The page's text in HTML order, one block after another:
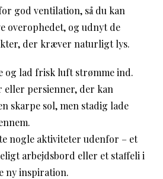
god ventilation, så du kan
overophedet, og udnyt de
der kræver naturligt lys.
og lad frisk luft strømme ind.
persienner, der kan
skarpe sol, men stadig lade
nogle aktiviteter udenfor – et
arbejdsbord eller et staffeli i
ny inspiration.